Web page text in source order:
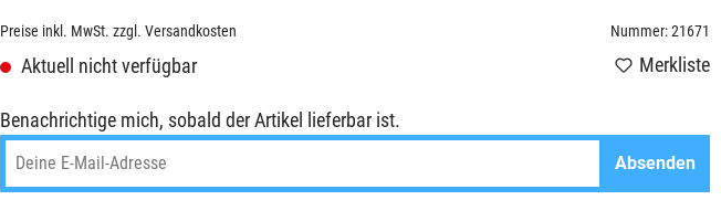
Preise inkl. MwSt. zzgl. Versandkosten Nummer: 21671
Aktuell nicht verfügbar Merkliste
Benachrichtige mich, sobald der Artikel lieferbar ist.
Absenden